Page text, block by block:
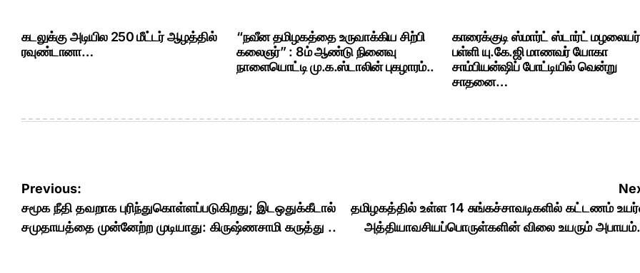
கடலுக்கு அடியில 250 மீட்டர் ஆழத்தில்
ரவுண்டானா…
“நவீன தமிழகத்தை உருவாக்கிய சிற்பி
கலைஞர்” : 8ம் ஆண்டு நினைவு
நாளையொட்டி மு.க.ஸ்டாலின் புகழாரம்..
காரைக்குடி ஸ்மார்ட் ஸ்டார்ட் மழலையர்
பள்ளி யு.கே.ஜி மாணவர் யோகா
சாம்பியன்ஷிப் போட்டியில் வென்று
சாதனை…
Post
navigation
Previous:
சமூக நீதி தவறாக புரிந்துகொள்ளப்படுகிறது ; இடஒதுக்கீடால்
சமுதாயத்தை முன்னேற்ற முடியாது : கிருஷ்ணசாமி கருத்து ..
தமிழகத்தில் உள்ள 14 சுங்கச்சாவடிகளில் கட்டணம்
அத்தியாவசியப்பொருள்களின் விலை உயரும்